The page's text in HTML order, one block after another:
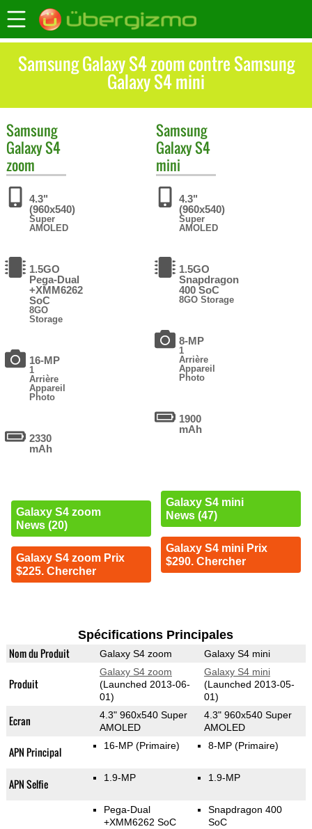
Samsung Galaxy S4 zoom contre Samsung
Galaxy S4 mini
Samsung
Galaxy S4
zoom
4.3"
(960x540)
Super
AMOLED
1.5GO
Pega-Dual
+XMM6262
SoC
8GO
Storage
16-MP
1
Arrière
Appareil
Photo
2330
mAh
Galaxy S4 zoom
News (20)
Galaxy S4 zoom Prix
$225. Chercher
Samsung
Galaxy S4
mini
4.3"
(960x540)
Super
AMOLED
1.5GO
Snapdragon
400 SoC
8GO Storage
8-MP
1
Arrière
Appareil
Photo
1900
mAh
Galaxy S4 mini
News (47)
Galaxy S4 mini Prix
$290. Chercher
Spécifications Principales
Nom du Produit Galaxy S4 zoom Galaxy S4 mini
Produit
Galaxy S4 zoom
(Launched 2013-06-
01)
Galaxy S4 mini
(Launched 2013-05-
01)
Ecran
4.3" 960x540 Super
AMOLED
4.3" 960x540 Super
AMOLED
APN Principal 16-MP (Primaire) 8-MP (Primaire)
APN Selfie 1.9-MP 1.9-MP
Pega-Dual
+XMM6262 SoC
Snapdragon 400
SoC